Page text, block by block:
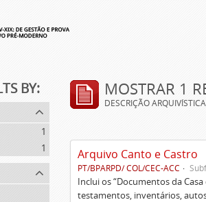
BY:
1
1
MOSTRAR 1
DESCRIÇÃO ARQUIVÍSTICA
Arquivo Canto e Castro
PT/BPARPD/ COL/CEC-ACC
Inclui os “Documentos da
testamentos, inventários,